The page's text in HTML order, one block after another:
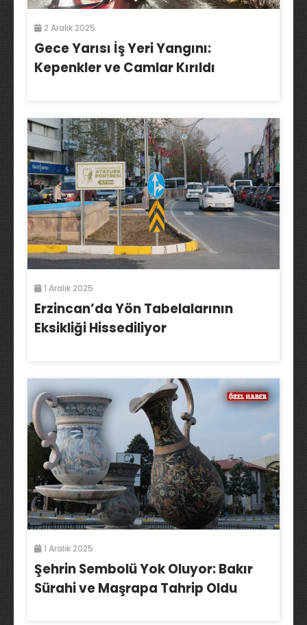
2 Aralık 2025
Gece Yarısı İş Yeri Yangını:
Kepenkler ve Camlar Kırıldı
1 Aralık 2025
Erzincan’da Yön Tabelalarının
Eksikliği Hissediliyor
1 Aralık 2025
Şehrin Sembolü Yok Oluyor: Bakır
Sürahi ve Maşrapa Tahrip Oldu